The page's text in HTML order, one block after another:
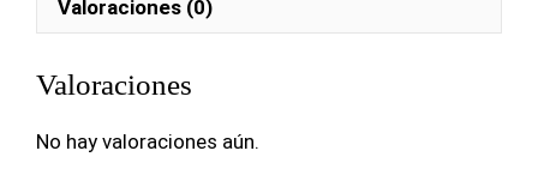
Valoraciones (0)
Valoraciones
No hay valoraciones aún.